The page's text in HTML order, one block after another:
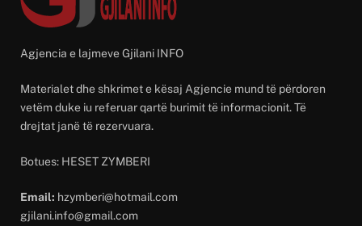
Agjencia e lajmeve Gjilani INFO
Materialet dhe shkrimet e kësaj Agjencie mund të përdoren
vetëm duke iu referuar qartë burimit të informacionit. Të
drejtat janë të rezervuara.
Botues: HESET ZYMBERI
Email: hzymberi@hotmail.com
gjilani.info@gmail.com